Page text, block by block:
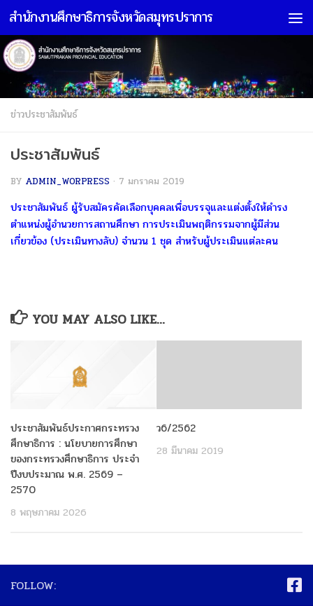
Skip to content
สำนักงานศึกษาธิการจังหวัดสมุทรปราการ
ข่าวประชาสัมพันธ์
ประชาสัมพันธ์
BY ADMIN_WORPRESS · 7 มกราคม 2019
ประชาสัมพันธ์ ผู้รับสมัครคัดเลือกบุคคลเพื่อบรรจุและแต่งตั้งให้ดำรง
ตำแหน่งผู้อำนวยการสถานศึกษา การประเมินพฤติกรรมจากผู้มีส่วน
เกี่ยวข้อง (ประเมินทางลับ) จำนวน 1 ชุด สำหรับผู้ประเมินแต่ละคน
YOU MAY ALSO LIKE...
ประชาสัมพันธ์ประกาศกระทรวง
ศึกษาธิการ : นโยบายการศึกษา
ของกระทรวงศึกษาธิการ ประจำ
ปีงบประมาณ พ.ศ. 2569 –
2570
8 พฤษภาคม 2026
ว6/2562
28 มีนาคม 2019
FOLLOW: